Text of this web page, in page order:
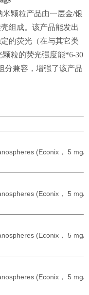
米颗粒产品由一层金/银
组成。该产品能发出
的荧光（在与其它类
颗粒的荧光强度能*6-30
分兼容，增强了该产品
(Econix， 5 mg/
(Econix， 5 mg/
(Econix， 5 mg/
(Econix， 5 mg/